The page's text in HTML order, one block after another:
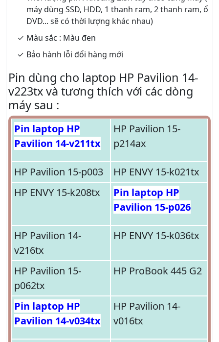
máy dùng SSD, HDD, 1 thanh ram, 2 thanh ram, ổ
DVD... sẽ có thời lượng khác nhau)
Màu sắc : Màu đen
Bảo hành lỗi đổi hàng mới
Pin dùng cho laptop HP Pavilion 14-
v223tx và tương thích với các dòng
máy sau :
Pin laptop HP
Pavilion 14-v211tx
HP Pavilion 15-
p214ax
HP Pavilion 15-p003
HP ENVY 15-k021tx
HP ENVY 15-k208tx
Pin laptop HP
Pavilion 15-p026
HP Pavilion 14-
v216tx
HP ENVY 15-k036tx
HP Pavilion 15-
p062tx
HP ProBook 445 G2
Pin laptop HP
Pavilion 14-v034tx
HP Pavilion 14-
v016tx